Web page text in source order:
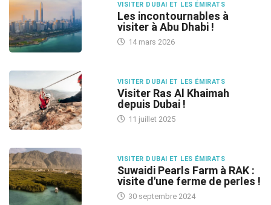
VISITER DUBAI ET LES ÉMIRATS
Les incontournables à
visiter à Abu Dhabi !
14 mars 2026
VISITER DUBAI ET LES ÉMIRATS
Visiter Ras Al Khaimah
depuis Dubai !
11 juillet 2025
VISITER DUBAI ET LES ÉMIRATS
Suwaidi Pearls Farm à RAK :
visite d'une ferme de perles !
30 septembre 2024